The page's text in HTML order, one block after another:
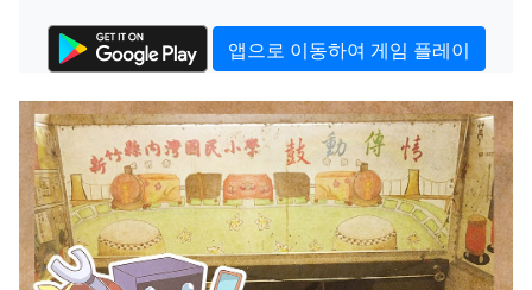
앱으로 이동하여 게임 플레이